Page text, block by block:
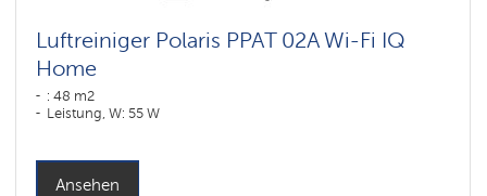
Luftreiniger Polaris PPAT 02A Wi-Fi IQ
Home
: 48 m2
Leistung, W: 55 W
Ansehen